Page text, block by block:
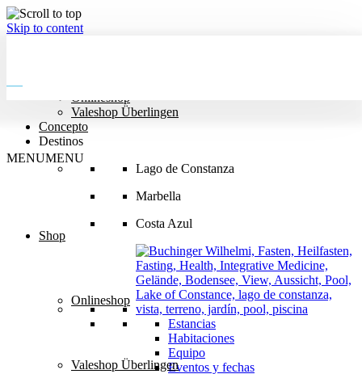
Skip to content
MENUMENU
Shop
Onlineshop
Valeshop Überlingen
Onlineshop
Valeshop Überlingen
Concepto
Destinos
Lago de Constanza
Marbella
Costa Azul
Estancias
Habitaciones
Equipo
Eventos y fechas